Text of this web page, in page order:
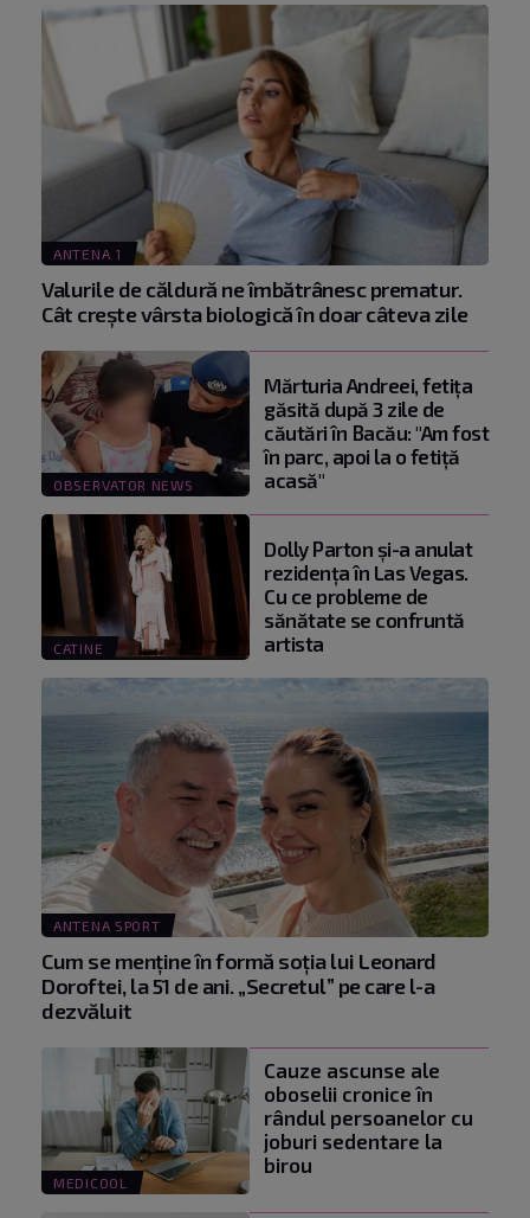
ANTENA 1
Valurile de căldură ne îmbătrânesc prematur.
Cât crește vârsta biologică în doar câteva zile
OBSERVATOR NEWS
Mărturia Andreei, fetiţa
găsită după 3 zile de
căutări în Bacău: "Am fost
în parc, apoi la o fetiţă
acasă"
CATINE
Dolly Parton și-a anulat
rezidența în Las Vegas.
Cu ce probleme de
sănătate se confruntă
artista
ANTENA SPORT
Cum se menţine în formă soţia lui Leonard
Doroftei, la 51 de ani. „Secretul” pe care l-a
dezvăluit
MEDICOOL
Cauze ascunse ale
oboselii cronice în
rândul persoanelor cu
joburi sedentare la
birou